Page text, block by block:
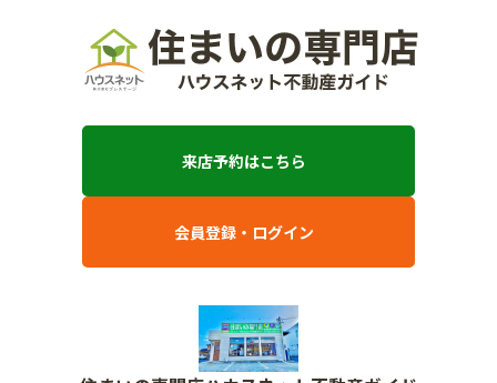
来店予約はこちら
会員登録・ログイン